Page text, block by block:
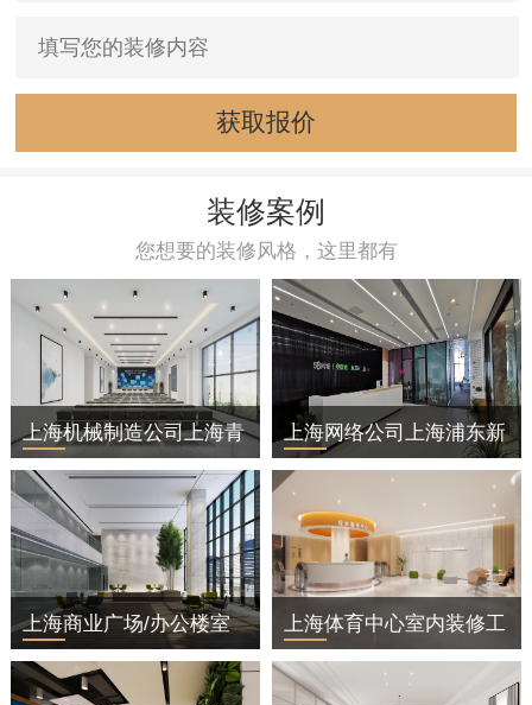
获取报价
装修案例
您想要的装修风格，这里都有
上海机械制造公司上海青
浦区办公室装修
上海商业广场/办公楼室
内装修工程
上海网络公司上海浦东新
区办公室装修
上海体育中心室内装修工
程